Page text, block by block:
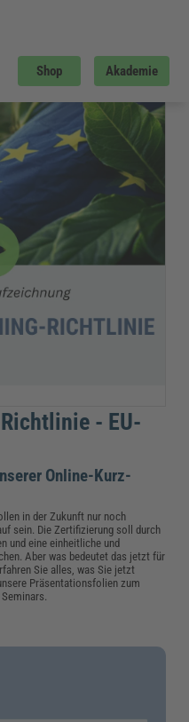
Shop Akademie
- EU-
Online-Kurz-
in der Zukunft nur noch
sein. Die Zertifizierung soll durch
und eine einheitliche und
Aber was bedeutet das jetzt für
Sie alles, was Sie jetzt
Präsentationsfolien zum